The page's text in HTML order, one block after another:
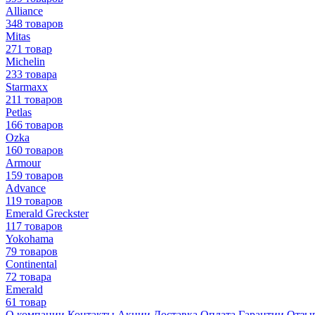
Alliance
348 товаров
Mitas
271 товар
Michelin
233 товара
Starmaxx
211 товаров
Petlas
166 товаров
Ozka
160 товаров
Armour
159 товаров
Advance
119 товаров
Emerald Greckster
117 товаров
Yokohama
79 товаров
Continental
72 товара
Emerald
61 товар